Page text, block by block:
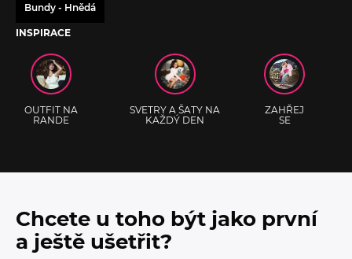
Bundy - Hnědá
INSPIRACE
OUTFIT NA
RANDE
SVETRY A ŠATY NA
KAŽDÝ DEN
ZAHŘEJ
SE
Chcete u toho být jako první
a ještě ušetřit?